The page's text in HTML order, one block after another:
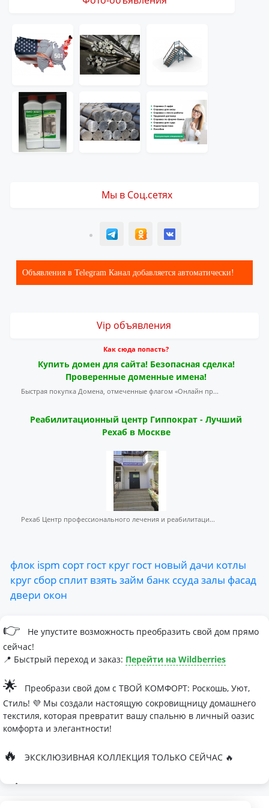
Мы в Соц.сетях
T ОК ВК
Объявления в Telegram Канал добавляется автоматически!
Vip объявления
Как сюда попасть?
Купить домен для сайта! Безопасная сделка!
Проверенные доменные имена!
Быстрая покупка Домена, отмеченные флагом «Онлайн пр...
Реабилитационный центр Гиппократ - Лучший
Рехаб в Москве
Рехаб Центр профессионального лечения и реабилитаци...
флок ispm сорт гост круг гост новый дачи котлы
круг сбор сплит взять займ банк ссуда залы фасад
двери окон
👉
Не упустите возможность преобразить свой дом прямо
сейчас!
📍 Быстрый переход и заказ: Перейти на Wildberries
🌟
Преобрази свой дом с ТВОЙ КОМФОРТ: Роскошь, Уют,
Стиль! 💜 Мы создали настоящую сокровищницу домашнего
текстиля, которая превратит вашу спальню в личный оазис
комфорта и элегантности!
🔥 ЭКСКЛЮЗИВНАЯ КОЛЛЕКЦИЯ ТОЛЬКО СЕЙЧАС 🔥
🛏